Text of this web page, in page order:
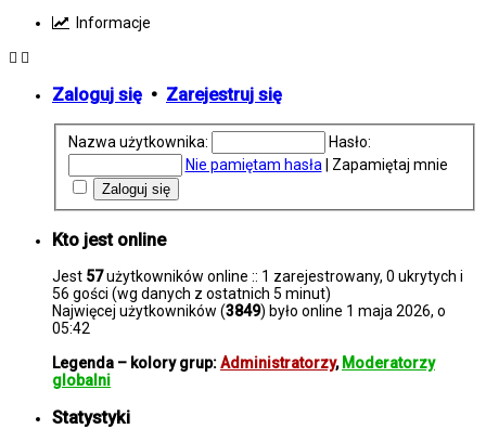
Informacje
Zaloguj się • Zarejestruj się
Nazwa użytkownika:
Hasło:
Nie pamiętam hasła
Zapamiętaj mnie
Kto jest online
Jest 57użytkowników online :: 1 zarejestrowany, 0 ukrytych i
56 gości (wg danych z ostatnich 5 minut)
Najwięcej użytkowników (3849) było online 1 maja 2026, o
05:42
Legenda – kolory grup:Administratorzy, Moderatorzy
globalni
Statystyki